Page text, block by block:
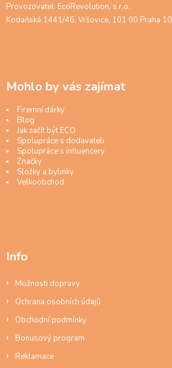
Provozovatel: EcoRevolution, s.r.o.
Kodaňská 1441/46, Vršovice, 101 00 Praha 10
Mohlo by vás zajímat
Firemní dárky
Blog
Jak začít být ECO
Spolupráce s dodavateli
Spolupráce s influencery
Značky
Složky a bylinky
Velkoobchod
Info
Možnosti dopravy
Ochrana osobních údajů
Obchodní podmínky
Bonusový program
Reklamace